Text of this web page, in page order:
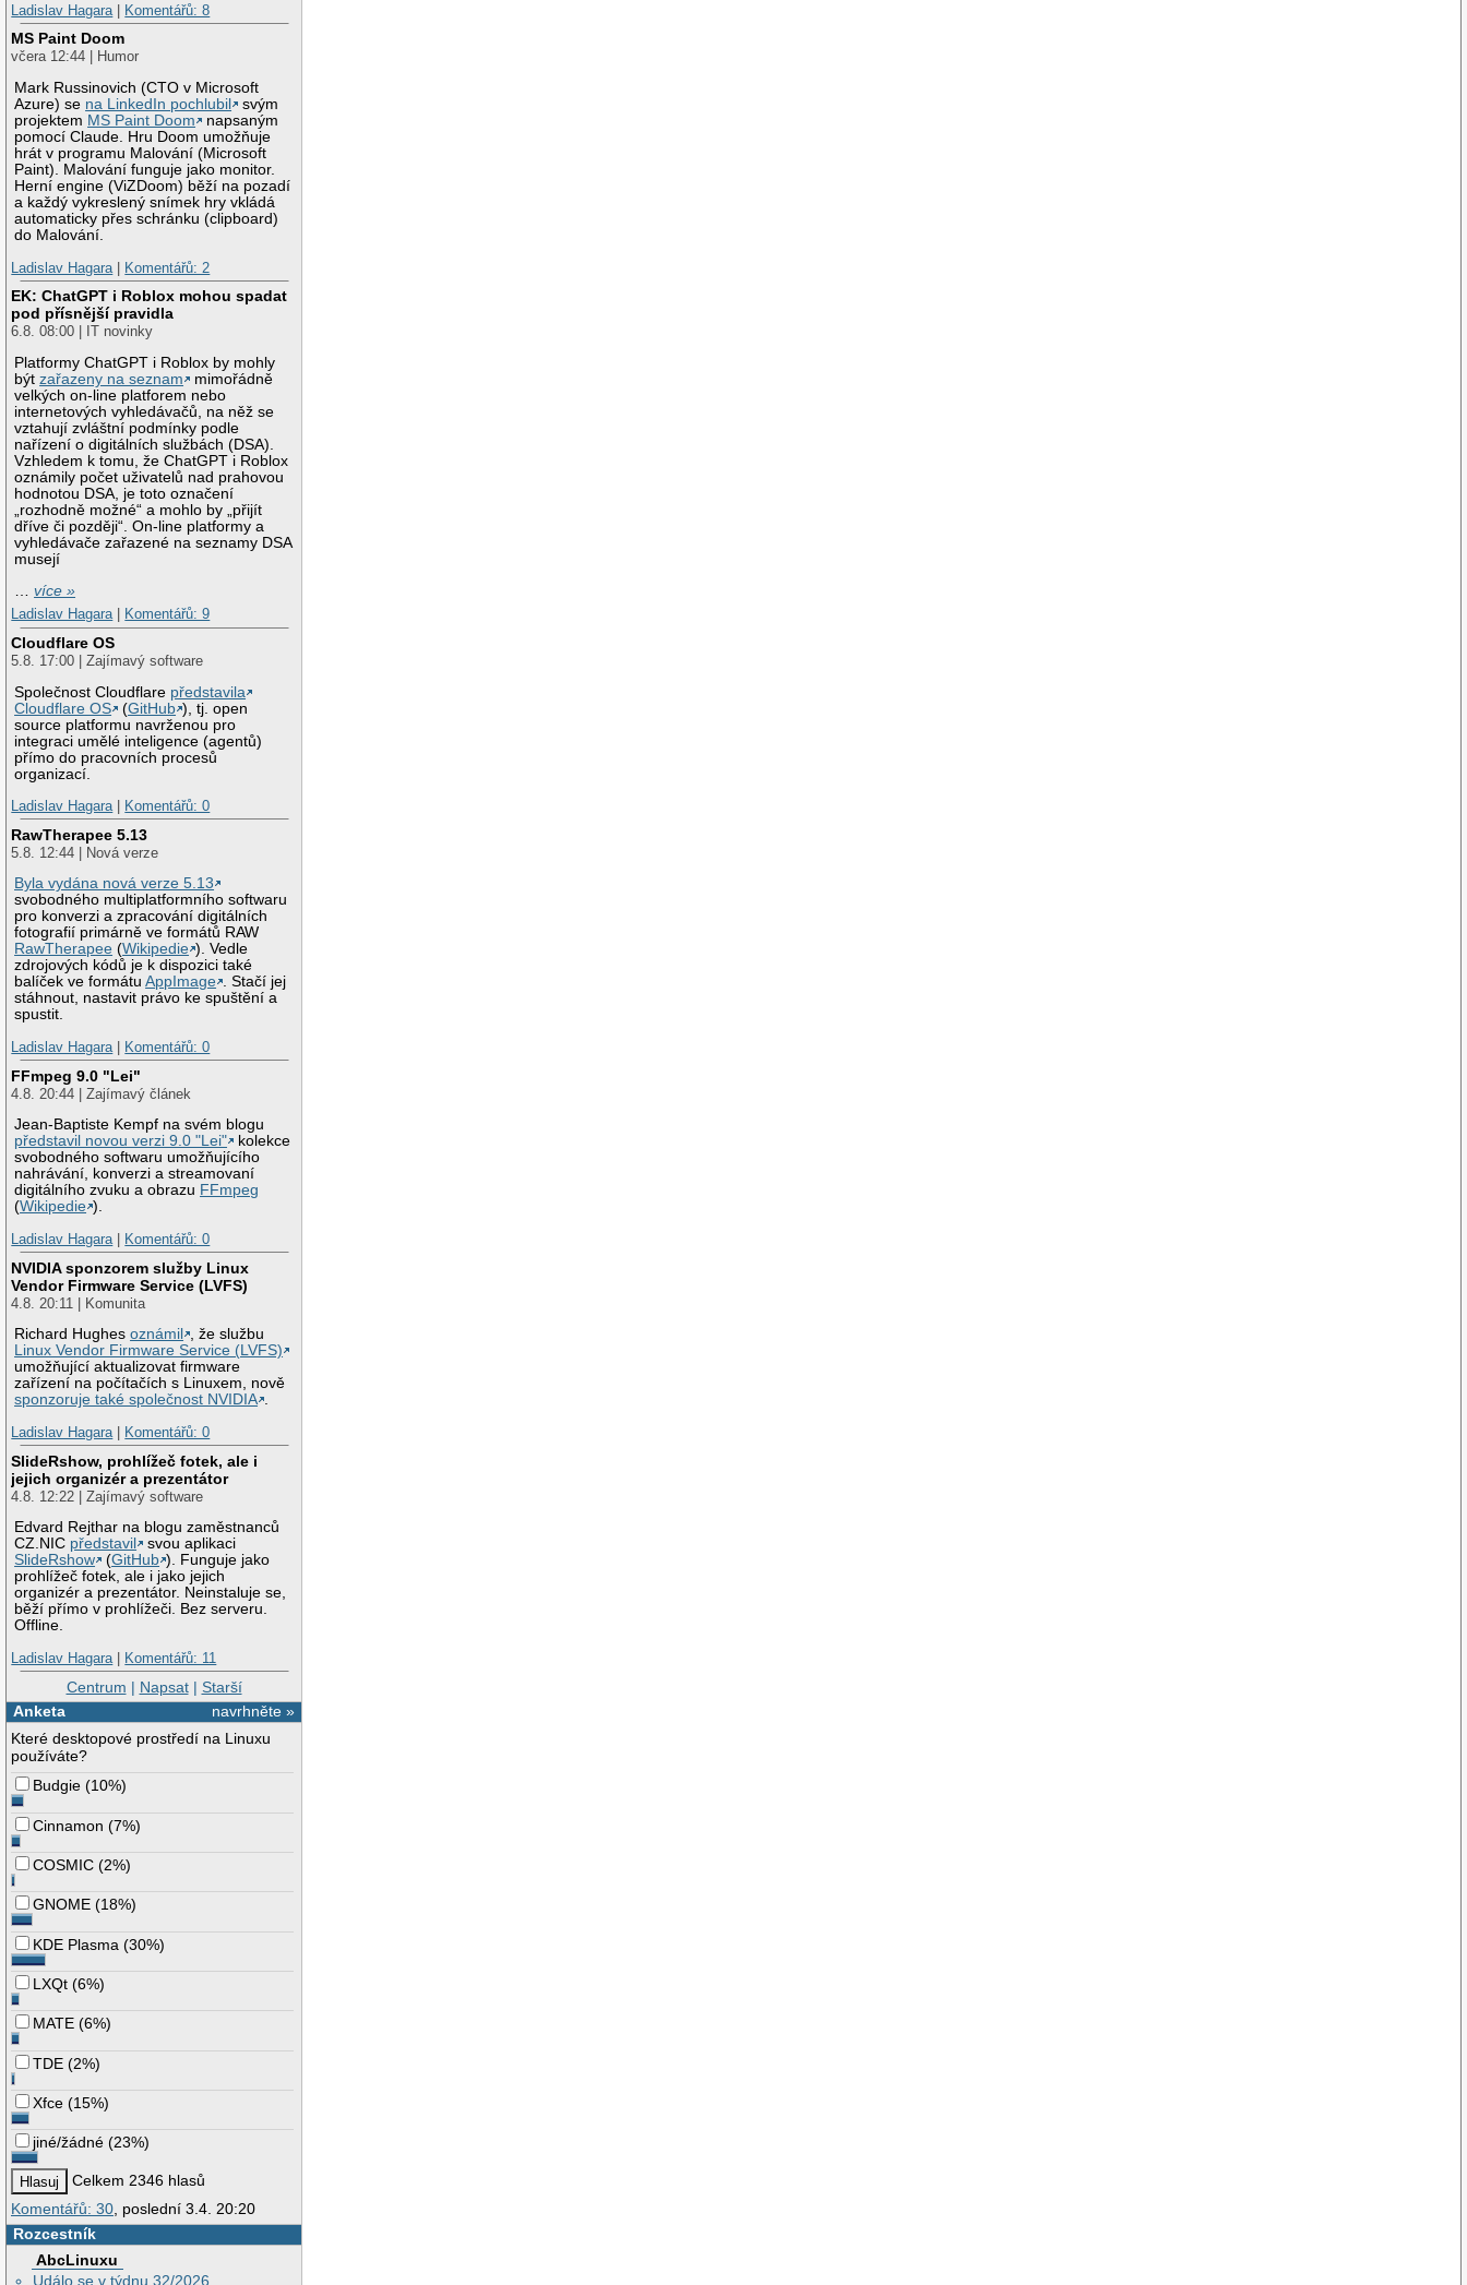
Ladislav Hagara
Komentářů: 8
MS Paint Doom
včera 12:44 | Humor
Mark Russinovich (CTO v Microsoft
Azure) se na LinkedIn pochlubil
svým
projektem MS Paint Doom
napsaným
pomocí Claude. Hru Doom umožňuje
hrát v programu Malování (Microsoft
Paint). Malování funguje jako monitor.
Herní engine (ViZDoom) běží na pozadí
a každý vykreslený snímek hry vkládá
automaticky přes schránku (clipboard)
do Malování.
Ladislav Hagara
Komentářů: 2
EK: ChatGPT i Roblox mohou spadat
pod přísnější pravidla
6.8. 08:00 | IT novinky
Platformy ChatGPT i Roblox by mohly
býtzařazeny na seznam
mimořádně
velkých on-line platforem nebo
internetových vyhledávačů, na něž se
vztahují zvláštní podmínky podle
nařízení o digitálních službách (DSA).
Vzhledem k tomu, že ChatGPT i Roblox
oznámily počet uživatelů nad prahovou
hodnotou DSA, je toto označení
„rozhodně možné“ a mohlo by „přijít
dříve či později“. On-line platformy a
vyhledávače zařazené na seznamy DSA
musejí
…více »
Ladislav Hagara| Komentářů: 9
Cloudflare OS
5.8. 17:00 | Zajímavý software
Společnost Cloudflare představila
Cloudflare OS
(GitHub ), tj. open
source platformu navrženou pro
integraci umělé inteligence (agentů)
přímo do pracovních procesů
organizací.
Ladislav Hagara| Komentářů: 0
RawTherapee 5.13
5.8. 12:44 | Nová verze
Byla vydána nová verze 5.13
svobodného multiplatformního softwaru
pro konverzi a zpracování digitálních
fotografií primárně ve formátů RAW
RawTherapee (Wikipedie ). Vedle
zdrojových kódů je k dispozici také
balíček ve formátuAppImage . Stačí jej
stáhnout, nastavit právo ke spuštění a
spustit.
Ladislav Hagara| Komentářů: 0
FFmpeg 9.0 "Lei"
4.8. 20:44 | Zajímavý článek
Jean-Baptiste Kempf na svém blogu
představil novou verzi 9.0 "Lei"
kolekce
svobodného softwaru umožňujícího
nahrávání, konverzi a streamovaní
digitálního zvuku a obrazu FFmpeg
(Wikipedie ).
Ladislav Hagara| Komentářů: 0
NVIDIA sponzorem služby Linux
Vendor Firmware Service (LVFS)
4.8. 20:11 | Komunita
Richard Hughesoznámil
, že službu
Linux Vendor Firmware Service (LVFS)
umožňující aktualizovat firmware
zařízení na počítačích s Linuxem, nově
sponzoruje také společnost NVIDIA .
Ladislav Hagara| Komentářů: 0
SlideRshow, prohlížeč fotek, ale i
jejich organizér a prezentátor
4.8. 12:22 | Zajímavý software
Edvard Rejthar na blogu zaměstnanců
CZ.NIC představil
svou aplikaci
SlideRshow
(GitHub ). Funguje jako
prohlížeč fotek, ale i jako jejich
organizér a prezentátor. Neinstaluje se,
běží přímo v prohlížeči. Bez serveru.
Offline.
Ladislav Hagara| Komentářů: 11
Centrum | Napsat| Starší
navrhněte »
Anketa
Které desktopové prostředí na Linuxu
používáte?
Budgie (10%)
Cinnamon (7%)
COSMIC (2%)
GNOME (18%)
KDE Plasma (30%)
LXQt (6%)
MATE (6%)
TDE (2%)
Xfce (15%)
jiné/žádné (23%)
Celkem 2346 hlasů
Komentářů: 30 , poslední 3.4. 20:20
Rozcestník
AbcLinuxu
Událo se v týdnu 32/2026